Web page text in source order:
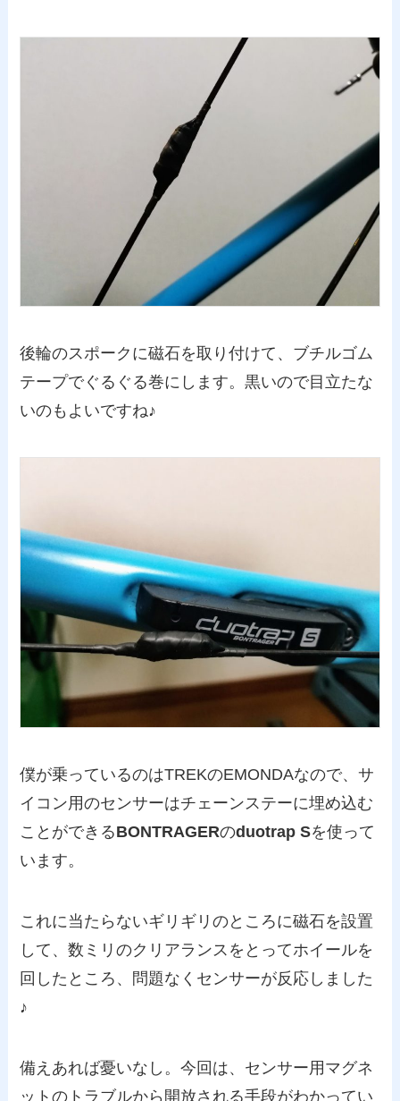
後輪のスポークに磁石を取り付けて、ブチルゴム
テープでぐるぐる巻にします。黒いので目立たな
いのもよいですね♪
僕が乗っているのはTREKのEMONDAなので、サ
イコン用のセンサーはチェーンステーに埋め込む
ことができるBONTRAGERのduotrap Sを使って
います。
これに当たらないギリギリのところに磁石を設置
して、数ミリのクリアランスをとってホイールを
回したところ、問題なくセンサーが反応しました
♪
備えあれば憂いなし。今回は、センサー用マグネ
ットのトラブルから開放される手段がわかってい